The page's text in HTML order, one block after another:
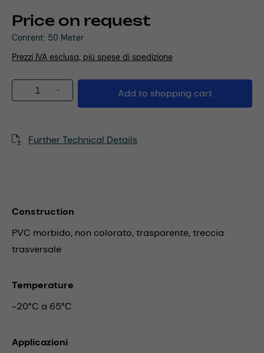
Price on request
Content: 50 Meter
Prezzi IVA esclusa, più spese di spedizione
Product Quantity: Enter the desired
Add to shopping cart
Further Technical Details
Construction
PVC morbido, non colorato, trasparente, treccia
trasversale
Temperature
-20°C a 65°C
Applicazioni